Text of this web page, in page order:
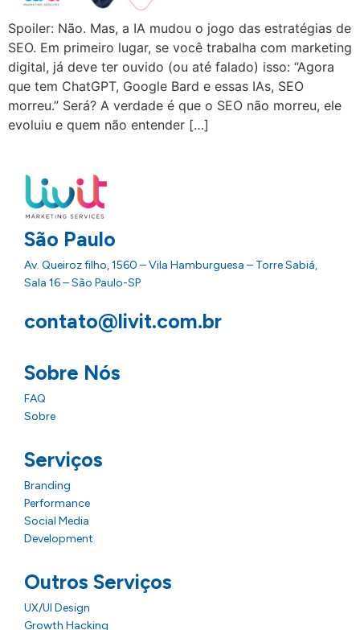
Spoiler: Não. Mas, a IA mudou o jogo das estratégias de
SEO. Em primeiro lugar, se você trabalha com marketing
digital, já deve ter ouvido (ou até falado) isso: “Agora
que tem ChatGPT, Google Bard e essas IAs, SEO
morreu.” Será? A verdade é que o SEO não morreu, ele
evoluiu e quem não entender […]
São Paulo
Av. Queiroz filho, 1560 – Vila Hamburguesa – Torre Sabiá,
Sala 16 – São Paulo-SP
contato@livit.com.br
Sobre Nós
FAQ
Sobre
Serviços
Branding
Performance
Social Media
Development
Outros Serviços
UX/UI Design
Growth Hacking